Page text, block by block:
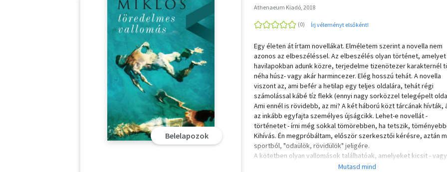
Belelapozok
Athenaeum Kiadó, 2018
Írj véleményt elsőként!
Egy életen át írtam novellákat. Elméletem szerint a novella nem
azonos az elbeszéléssel. Az elbeszélés olyan történet, amelyet
havilapokban adunk közre, terjedelme tizenötezer karakternél
néha húsz- vagy akár harmincezer. Elég hosszú tehát. A novella
viszont az, ami befér a hetilap egy teljes oldalára, tehát régi
számolással kábé tíz flekk (ennyi nagy sorközzel telegépelt
Ami ennél is rövidebb, az mi? A két háború közt tárcának hívták,
az inkább egyfajta személyes újságcikk. Lehet-e novellát -
történetet - írni még sokkal tömörebben, ha tetszik,
Kihívás. Én megpróbáltam, először szerkesztői kérésre, aztán
sportból, "odaülök, rövidülök" jeligére.
A kötetben olyan vallomások találhatóak, amelyeket kicsit - vagy
nagyon - szégyell az ember, s nem szívesen mesél el, még baráti